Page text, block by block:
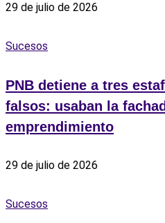
29 de julio de 2026
Sucesos
PNB detiene a tres
falsos: usaban la
emprendimiento
29 de julio de 2026
Sucesos